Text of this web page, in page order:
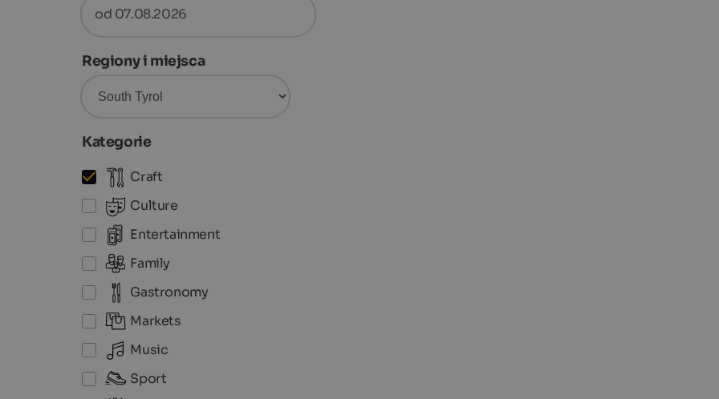
od 07.08.2026
Regiony i miejsca
Kategorie
Craft
Culture
Entertainment
Family
Gastronomy
Markets
Music
Sport